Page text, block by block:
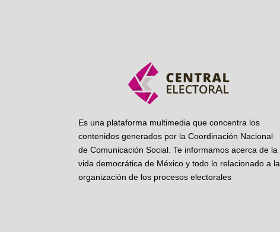
Es una plataforma multimedia que concentra los
contenidos generados por la Coordinación Nacional
de Comunicación Social. Te informamos acerca de la
vida democrática de México y todo lo relacionado a la
organización de los procesos electorales